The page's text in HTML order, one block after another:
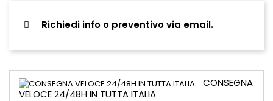
Richiedi info o preventivo via email.
CONSEGNA
VELOCE 24/48H IN TUTTA ITALIA